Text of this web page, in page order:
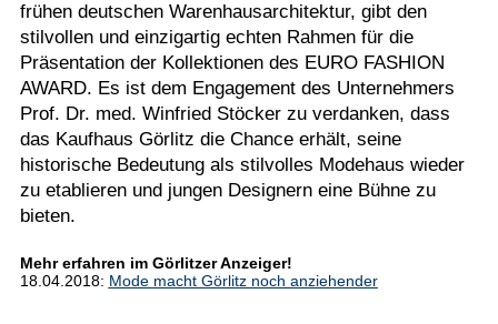
frühen deutschen Warenhausarchitektur, gibt den
stilvollen und einzigartig echten Rahmen für die
Präsentation der Kollektionen des EURO FASHION
AWARD. Es ist dem Engagement des Unternehmers
Prof. Dr. med. Winfried Stöcker zu verdanken, dass
das Kaufhaus Görlitz die Chance erhält, seine
historische Bedeutung als stilvolles Modehaus wieder
zu etablieren und jungen Designern eine Bühne zu
bieten.
Mehr erfahren im Görlitzer Anzeiger!
18.04.2018: Mode macht Görlitz noch anziehender